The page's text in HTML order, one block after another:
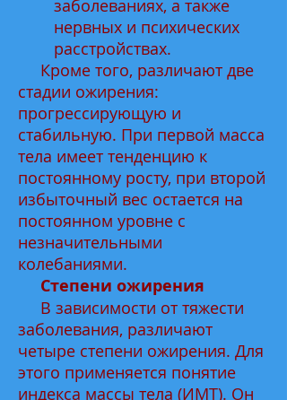
заболеваниях, а также
нервных и психических
расстройствах.
Кроме того, различают две
стадии ожирения:
прогрессирующую и
стабильную. При первой масса
тела имеет тенденцию к
постоянному росту, при второй
избыточный вес остается на
постоянном уровне с
незначительными
колебаниями.
Степени ожирения
В зависимости от тяжести
заболевания, различают
четыре степени ожирения. Для
этого применяется понятие
индекса массы тела (ИМТ). Он